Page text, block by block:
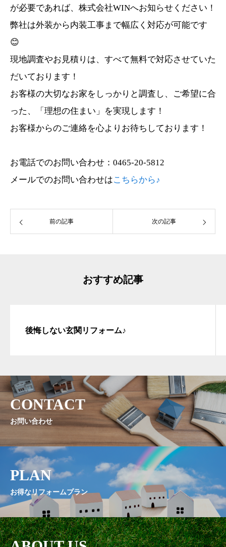
が必要であれば、株式会社WINへお知らせください！
弊社は外装から内装工事まで幅広く対応が可能です
😊
現地調査やお見積りは、すべて無料で対応させていた
だいております！
お客様の大切なお家をしっかりと調査し、ご希望に合
った、「理想の住まい」を実現します！
お客様からのご連絡を心よりお待ちしております！
お電話でのお問い合わせ：0465-20-5812
メールでのお問い合わせはこちらから♪
前の記事 次の記事
おすすめ記事
後悔しない玄関リフォーム♪
CONTACT
お問い合わせ
PLAN
お得なリフォームプラン